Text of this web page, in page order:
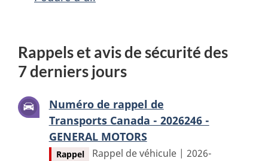
Rappels et avis de sécurité des
7 derniers jours
Numéro de rappel de
Transports Canada - 2026246 -
GENERAL MOTORS
Rappel
Rappel de véhicule | 2026-